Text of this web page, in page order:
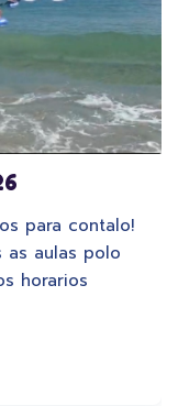
para contalo!
as aulas polo
horarios